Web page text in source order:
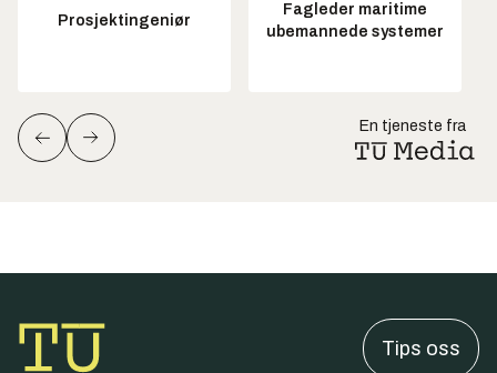
Prosjektingeniør
Fagleder maritime
ubemannede systemer
En tjeneste fra
Tips oss